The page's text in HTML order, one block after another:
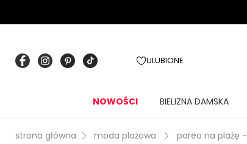
ULUBIONE
NOWOŚCI BIELIZNA DAMSKA
strona główna moda plażowa pareo na plażę